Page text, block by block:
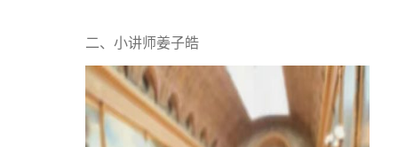
二、小讲师姜子皓